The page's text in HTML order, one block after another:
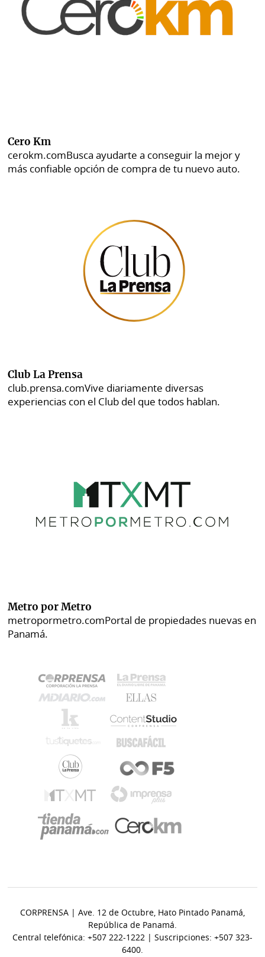
Cero Km
cerokm.comBusca ayudarte a conseguir la mejor y
más confiable opción de compra de tu nuevo auto.
Club La Prensa
club.prensa.comVive diariamente diversas
experiencias con el Club del que todos hablan.
Metro por Metro
metropormetro.comPortal de propiedades nuevas en
Panamá.
CORPRENSA | Ave. 12 de Octubre, Hato Pintado Panamá,
República de Panamá.
Central telefónica: +507 222-1222 | Suscripciones: +507 323-
6400.